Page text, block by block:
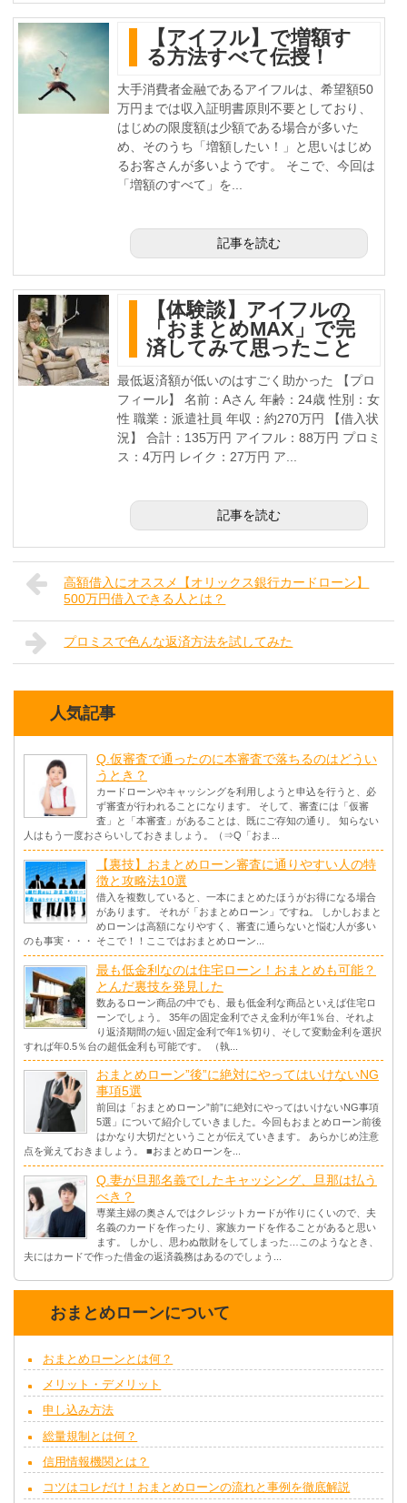
【アイフル】で増額す
る方法すべて伝授！
大手消費者金融であるアイフルは、希望額50
万円までは収入証明書原則不要としており、
はじめの限度額は少額である場合が多いた
め、そのうち「増額したい！」と思いはじめ
るお客さんが多いようです。 そこで、今回は
「増額のすべて」を...
記事を読む
【体験談】アイフルの
「おまとめMAX」で完
済してみて思ったこと
最低返済額が低いのはすごく助かった 【プロ
フィール】 名前：Aさん 年齢：24歳 性別：女
性 職業：派遣社員 年収：約270万円 【借入状
況】 合計：135万円 アイフル：88万円 プロミ
ス：4万円 レイク：27万円 ア...
記事を読む
高額借入にオススメ【オリックス銀行カードローン】
500万円借入できる人とは？
プロミスで色んな返済方法を試してみた
人気記事
Q.仮審査で通ったのに本審査で落ちるのはどうい
うとき？
カードローンやキャッシングを利用しようと申込を行うと、必
ず審査が行われることになります。 そして、審査には「仮審
査」と「本審査」があることは、既にご存知の通り。 知らない
人はもう一度おさらいしておきましょう。（⇒Q「おま...
【裏技】おまとめローン審査に通りやすい人の特
徴と攻略法10選
借入を複数していると、一本にまとめたほうがお得になる場合
があります。 それが「おまとめローン」ですね。 しかしおまと
めローンは高額になりやすく、審査に通らないと悩む人が多い
のも事実・・・ そこで！！ここではおまとめローン...
最も低金利なのは住宅ローン！おまとめも可能？
とんだ裏技を発見した
数あるローン商品の中でも、最も低金利な商品といえば住宅ロ
ーンでしょう。 35年の固定金利でさえ金利が年1％台、それよ
り返済期間の短い固定金利で年1％切り、そして変動金利を選択
すれば年0.5％台の超低金利も可能です。 （執...
おまとめローン”後”に絶対にやってはいけないNG
事項5選
前回は「おまとめローン”前”に絶対にやってはいけないNG事項
5選」について紹介していきました。今回もおまとめローン前後
はかなり大切だということが伝えていきます。 あらかじめ注意
点を覚えておきましょう。 ■おまとめローンを...
Q.妻が旦那名義でしたキャッシング、旦那は払う
べき？
専業主婦の奥さんではクレジットカードが作りにくいので、夫
名義のカードを作ったり、家族カードを作ることがあると思い
ます。 しかし、思わぬ散財をしてしまった…このようなとき、
夫にはカードで作った借金の返済義務はあるのでしょう...
おまとめローンについて
おまとめローンとは何？
メリット・デメリット
申し込み方法
総量規制とは何？
信用情報機関とは？
コツはコレだけ！おまとめローンの流れと事例を徹底解説